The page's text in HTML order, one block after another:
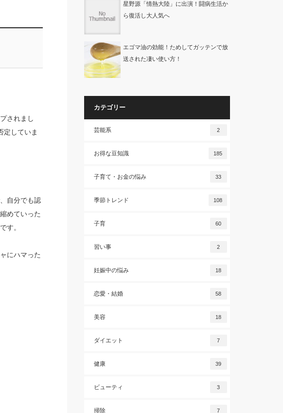
されまし
定していま
自分でも認
めていった
す。
にハマった
星野源「情熱大陸」に出演！闘病生活か
ら復活し大人気へ
エゴマ油の効能！ためしてガッテンで放
送された凄い使い方！
カテゴリー
芸能系 2
お得な豆知識 185
子育て・お金の悩み 33
季節トレンド 108
子育 60
習い事 2
妊娠中の悩み 18
恋愛・結婚 58
美容 18
ダイエット 7
健康 39
ビューティ 3
掃除 7